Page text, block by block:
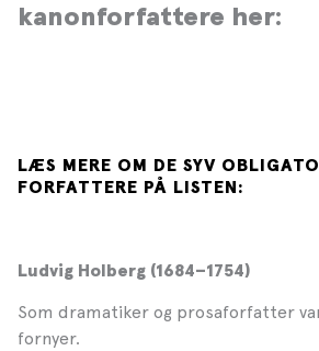
kanonforfattere her:
LÆS MERE OM DE SYV
FORFATTERE PÅ LISTEN:
Ludvig Holberg (1684–1754)
Som dramatiker og prosaforfatter
fornyer.